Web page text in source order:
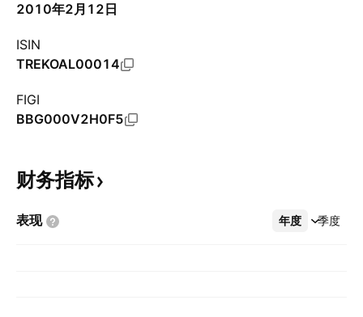
2010年2月12日
ISIN
TREKOAL00014
FIGI
BBG000V2H0F5
财务指标
表现 年度 季度
更多